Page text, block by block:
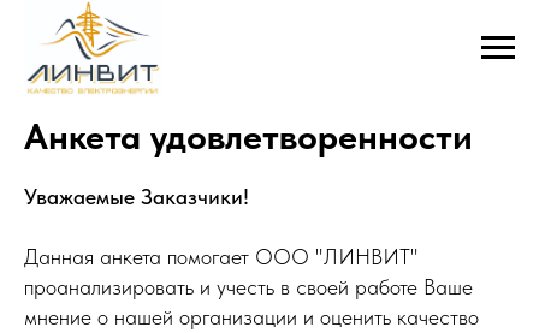
Анкета удовлетворенности
Уважаемые Заказчики!
Данная анкета помогает ООО "ЛИНВИТ"
проанализировать и учесть в своей работе Ваше
мнение о нашей организации и оценить качество